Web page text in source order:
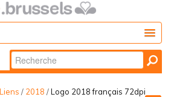
Chercher par
Recherche
avancée…
Liens / 2018 /Logo 2018 français 72dpi